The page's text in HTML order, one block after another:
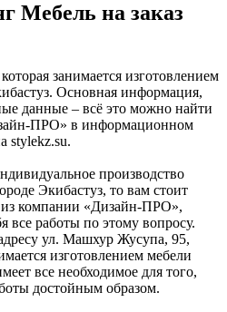
Мебель на заказ
занимается изготовлением
Основная информация,
данные – всё это можно найти
ПРО» в информационном
stylekz.su.
производство
Экибастуз, то вам стоит
из компании «Дизайн-ПРО»,
все работы по этому вопросу.
ул. Машхур Жусупа, 95,
изготовлением мебели
все необходимое для того,
достойным образом.